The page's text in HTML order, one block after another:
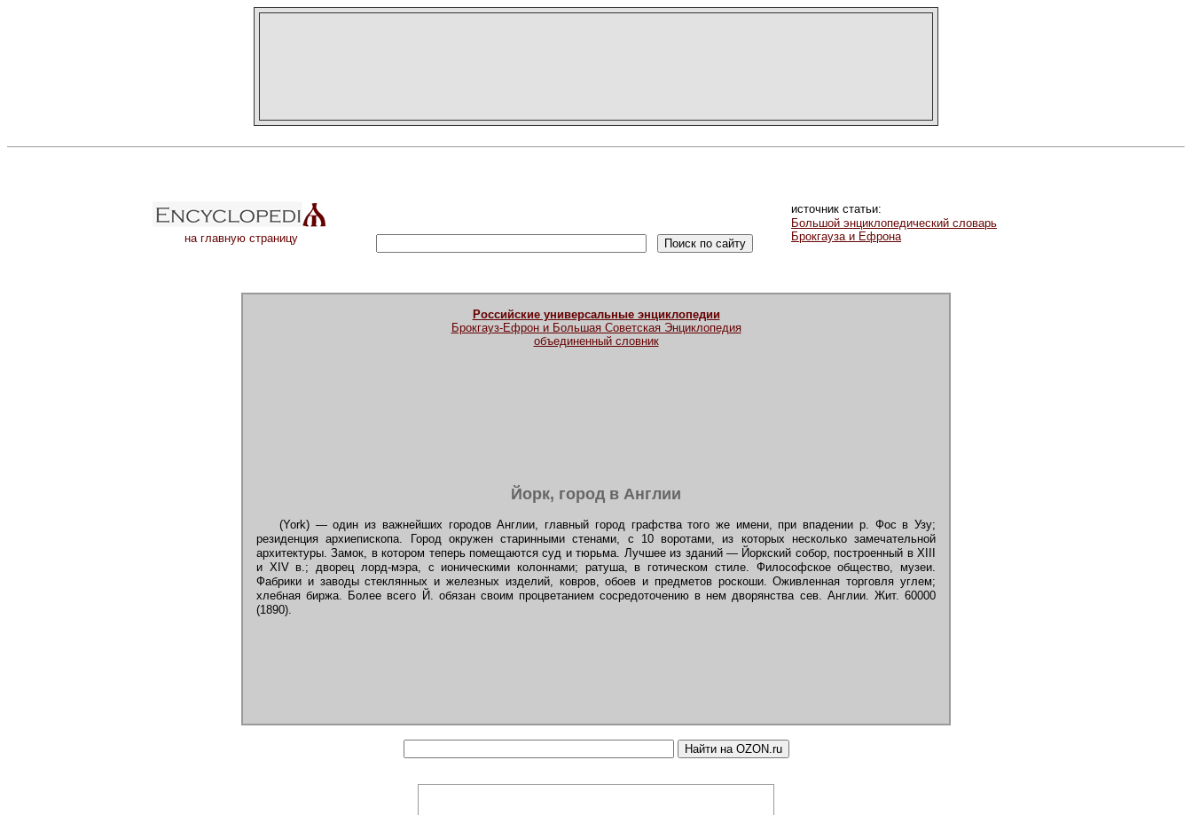
на главную страницу
источник статьи:
Большой энциклопедический словарь
Брокгауза и Ефрона
Российские универсальные энциклопедии
Брокгауз-Ефрон и Большая Советская Энциклопедия
объединенный словник
Йорк, город в Англии
(York) — один из важнейших городов Англии, главный город графства того же имени, при впадении р. Фос в Узу;
резиденция архиепископа. Город окружен старинными стенами, с 10 воротами, из которых несколько замечательной
архитектуры. Замок, в котором теперь помещаются суд и тюрьма. Лучшее из зданий — Йоркский собор, построенный в XIII
и XIV в.; дворец лорд-мэра, с ионическими колоннами; ратуша, в готическом стиле. Философское общество, музеи.
Фабрики и заводы стеклянных и железных изделий, ковров, обоев и предметов роскоши. Оживленная торговля углем;
хлебная биржа. Более всего Й. обязан своим процветанием сосредоточению в нем дворянства сев. Англии. Жит. 60000
(1890).